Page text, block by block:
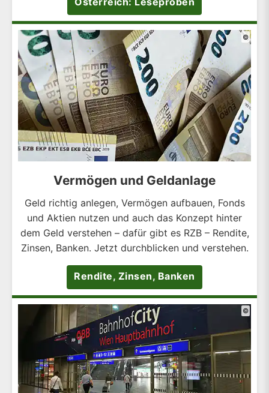
©
Vermögen und Geldanlage
Geld richtig anlegen, Vermögen aufbauen, Fonds
und Aktien nutzen und auch das Konzept hinter
dem Geld verstehen – dafür gibt es RZB – Rendite,
Zinsen, Banken. Jetzt durchblicken und verstehen.
Rendite, Zinsen, Banken
©